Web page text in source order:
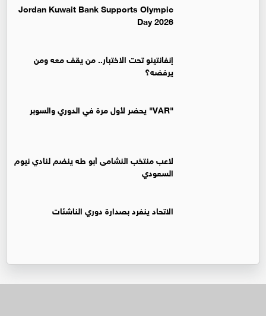
Jordan Kuwait Bank Supports Olympic
Day 2026
إنفانتينو تحت الاختبار.. من يقف معه ومن
يرفضه؟
"VAR" يحضر لأول مرة في الدوري والسوبر
لاعب منتخب النشامى أبو طه ينضم لنادي نيوم
السعودي
الاتحاد ينفرد بصدارة دوري الناشئات